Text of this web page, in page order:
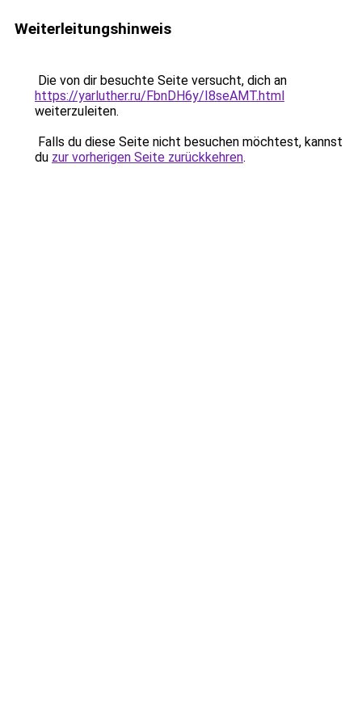
Weiterleitungshinweis
Die von dir besuchte Seite versucht, dich an
https://yarluther.ru/FbnDH6y/I8seAMT.html
weiterzuleiten.
Falls du diese Seite nicht besuchen möchtest, kannst
du zur vorherigen Seite zurückkehren.